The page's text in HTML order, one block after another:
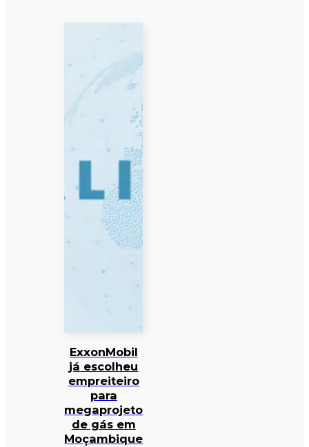
ExxonMobil
já escolheu
empreiteiro
para
megaprojeto
de gás em
Moçambique